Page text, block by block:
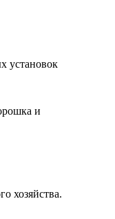
установок
и
хозяйства.